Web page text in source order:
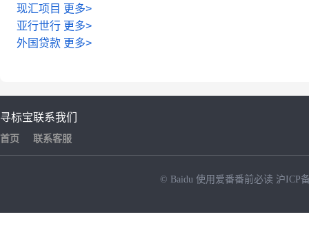
现汇项目 更多>
亚行世行 更多>
外国贷款 更多>
寻标宝
首页
联系我们
联系客服
© Baidu 使用爱番番前必读 沪ICP